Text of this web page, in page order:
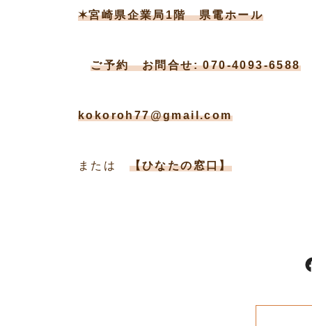
✶宮崎県企業局1階 県電ホール
ご予約 お問合せ: 070-4093-6588
kokoroh77@gmail.com
または 【ひなたの窓口】